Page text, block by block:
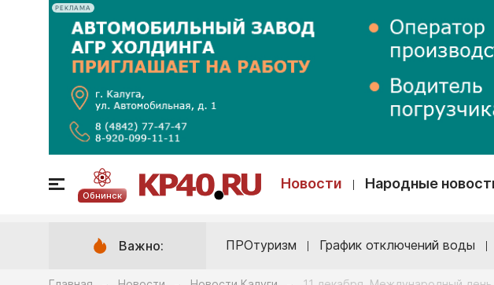
РЕКЛАМА
Обнинск
Новости Народные
Важно: ПРОтуризм График отключений воды